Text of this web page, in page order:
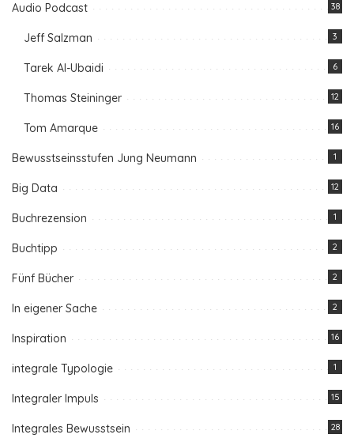
Audio Podcast 38
Jeff Salzman 3
Tarek Al-Ubaidi 6
Thomas Steininger 12
Tom Amarque 16
Bewusstseinsstufen Jung Neumann 1
Big Data 12
Buchrezension 1
Buchtipp 2
Fünf Bücher 2
In eigener Sache 2
Inspiration 16
integrale Typologie 1
Integraler Impuls 15
Integrales Bewusstsein 28